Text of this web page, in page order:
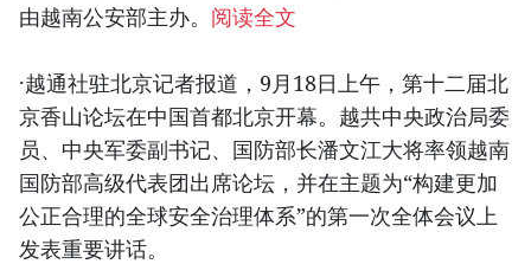
由越南公安部主办。 阅读全文
·越通社驻北京记者报道，9月18日上午，第十二届北
京香山论坛在中国首都北京开幕。越共中央政治局委
员、中央军委副书记、国防部长潘文江大将率领越南
国防部高级代表团出席论坛，并在主题为“构建更加
公正合理的全球安全治理体系”的第一次全体会议上
发表重要讲话。